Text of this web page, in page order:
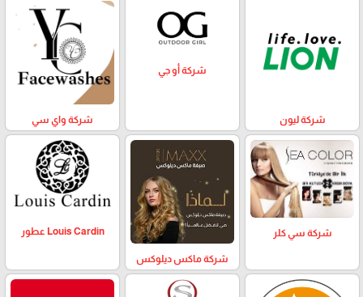
شركة ليون
شركة أو جي
شركة واي سي
شركة سي كلر
شركة ماكس ديلوكس
Louis Cardin عطور